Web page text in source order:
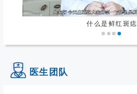
什么是鲜红斑痣
医生团队